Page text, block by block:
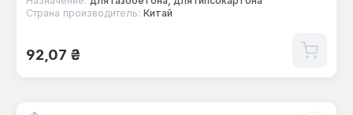
Страна производитель: Китай
Обычная цена:
92,07 ₴